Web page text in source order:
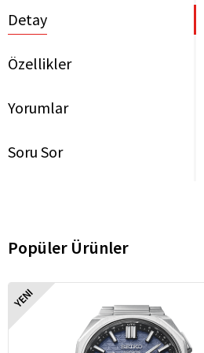
Detay
Özellikler
Yorumlar
Soru Sor
Popüler Ürünler
YENI